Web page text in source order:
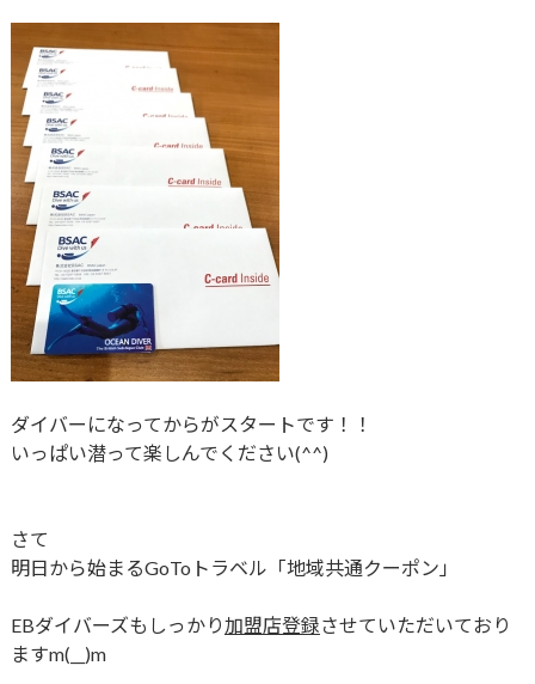
ダイバーになってからがスタートです！！
いっぱい潜って楽しんでください(^^)
さて
明日から始まるGoToトラベル「地域共通クーポン」
EBダイバーズもしっかり加盟店登録させていただいており
ますm(__)m